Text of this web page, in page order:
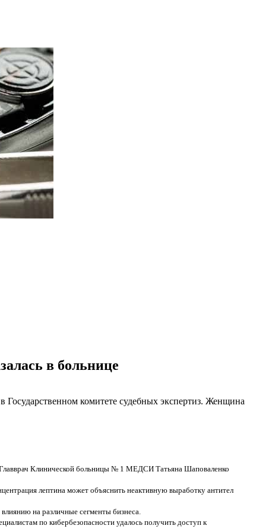
в больнице
Государственном комитете судебных экспертиз. Женщина
Клинической больницы № 1 МЕДСИ Татьяна Шаповаленко
лептина может объяснить неактивную выработку антител
на различные сегменты бизнеса.
по кибербезопасности удалось получить доступ к